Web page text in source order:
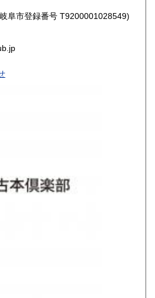
円 広島県 680円
円
円
阜市登録番号 T9200001028549)